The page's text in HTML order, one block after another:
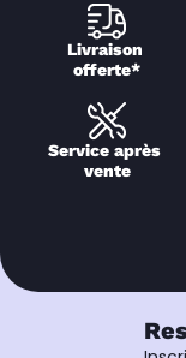
Livraison
offerte*
Service après
vente